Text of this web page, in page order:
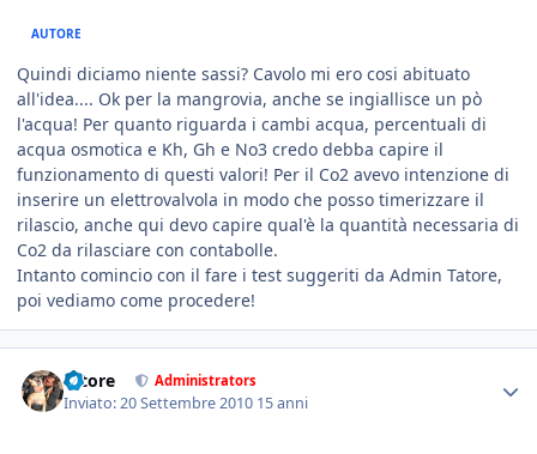
AUTORE
Quindi diciamo niente sassi? Cavolo mi ero cosi abituato
all'idea.... Ok per la mangrovia, anche se ingiallisce un pò
l'acqua! Per quanto riguarda i cambi acqua, percentuali di
acqua osmotica e Kh, Gh e No3 credo debba capire il
funzionamento di questi valori! Per il Co2 avevo intenzione di
inserire un elettrovalvola in modo che posso timerizzare il
rilascio, anche qui devo capire qual'è la quantità necessaria di
Co2 da rilasciare con contabolle.
Intanto comincio con il fare i test suggeriti da Admin Tatore,
poi vediamo come procedere!
tatore Administrators
Inviato:20 Settembre 2010 15 anni